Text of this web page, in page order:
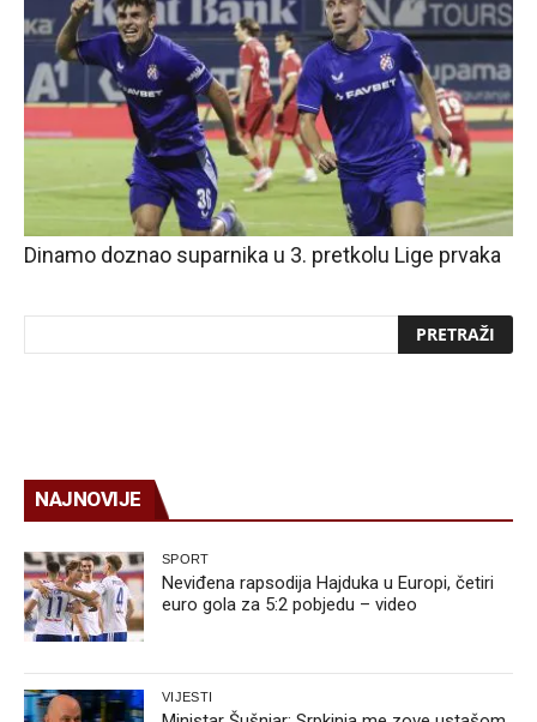
Dinamo doznao suparnika u 3. pretkolu Lige prvaka
NAJNOVIJE
SPORT
Neviđena rapsodija Hajduka u Europi, četiri
euro gola za 5:2 pobjedu – video
VIJESTI